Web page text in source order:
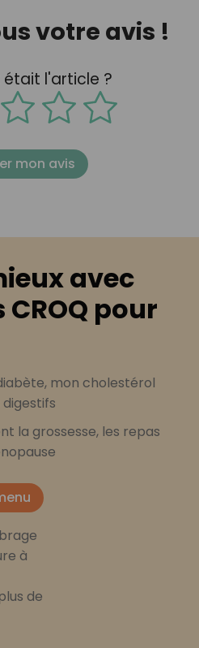
votre avis !
l'article ?
mon avis
avec
pour
mon cholestérol
la grossesse, les repas
à
de